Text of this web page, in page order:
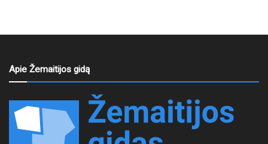
Apie Žemaitijos gidą